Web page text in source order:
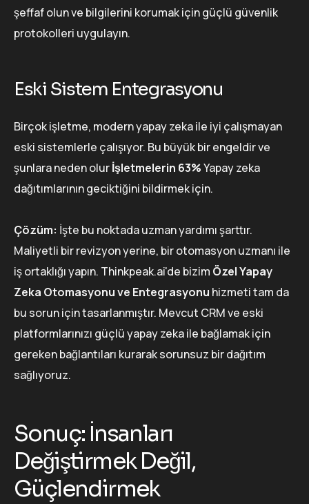
şeffaf olun ve bilgilerini korumak için güçlü güvenlik
protokolleri uygulayın.
Eski Sistem Entegrasyonu
Birçok işletme, modern yapay zeka ile iyi çalışmayan
eski sistemlerle çalışıyor. Bu büyük bir engeldir ve
şunlara neden olurİşletmelerin 63%Yapay zeka
dağıtımlarının geciktiğini bildirmek için.
Çözüm: İşte bu noktada uzman yardımı şarttır.
Maliyetli bir revizyon yerine, bir otomasyon uzmanı ile
iş ortaklığı yapın. Thinkpeak.ai'de bizim Özel Yapay
Zeka Otomasyonu ve Entegrasyonu hizmeti tam da
bu sorun için tasarlanmıştır. Mevcut CRM ve eski
platformlarınızı güçlü yapay zeka ile bağlamak için
gereken bağlantıları kurarak sorunsuz bir dağıtım
sağlıyoruz.
Sonuç: İnsanları
Değiştirmek Değil,
Güçlendirmek